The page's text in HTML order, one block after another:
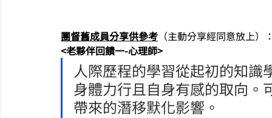
團督舊成員分享供參考 （主動分享經同意放上）
<老夥伴回饋一-心理師>
人際歷程的學習從起初的知識
身體力行且自身有感的取向。
帶來的潛移默化影響。